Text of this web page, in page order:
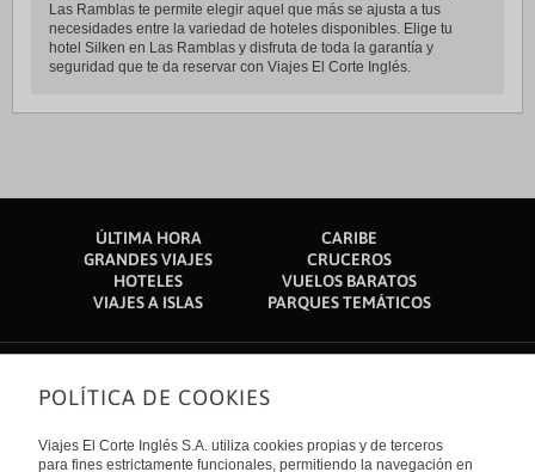
Las Ramblas te permite elegir aquel que más se ajusta a tus
necesidades entre la variedad de hoteles disponibles. Elige tu
hotel Silken en Las Ramblas y disfruta de toda la garantía y
seguridad que te da reservar con Viajes El Corte Inglés.
ÚLTIMA HORA
CARIBE
GRANDES VIAJES
CRUCEROS
HOTELES
VUELOS BARATOS
VIAJES A ISLAS
PARQUES TEMÁTICOS
Sobre nosotros
Quiénes somos
Financiación
POLÍTICA DE COOKIES
Viajes El Corte Inglés S.A. utiliza cookies propias y de terceros
para fines estrictamente funcionales, permitiendo la navegación en